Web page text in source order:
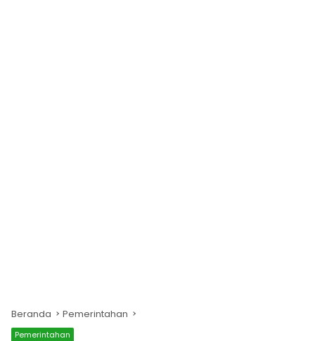
Beranda Pemerintahan
Pemerintahan